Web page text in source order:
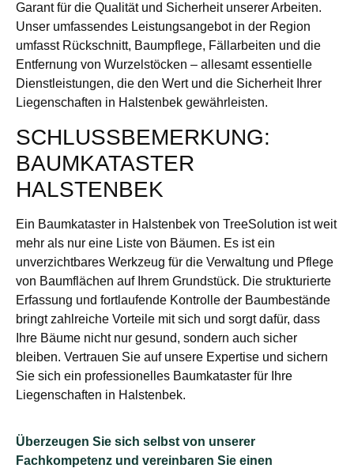
Garant für die Qualität und Sicherheit unserer Arbeiten.
Unser umfassendes Leistungsangebot in der Region
umfasst Rückschnitt, Baumpflege, Fällarbeiten und die
Entfernung von Wurzelstöcken – allesamt essentielle
Dienstleistungen, die den Wert und die Sicherheit Ihrer
Liegenschaften in Halstenbek gewährleisten.
SCHLUSSBEMERKUNG:
BAUMKATASTER
HALSTENBEK
Ein Baumkataster in Halstenbek von TreeSolution ist weit
mehr als nur eine Liste von Bäumen. Es ist ein
unverzichtbares Werkzeug für die Verwaltung und Pflege
von Baumflächen auf Ihrem Grundstück. Die strukturierte
Erfassung und fortlaufende Kontrolle der Baumbestände
bringt zahlreiche Vorteile mit sich und sorgt dafür, dass
Ihre Bäume nicht nur gesund, sondern auch sicher
bleiben. Vertrauen Sie auf unsere Expertise und sichern
Sie sich ein professionelles Baumkataster für Ihre
Liegenschaften in Halstenbek.
Überzeugen Sie sich selbst von unserer
Fachkompetenz und vereinbaren Sie einen